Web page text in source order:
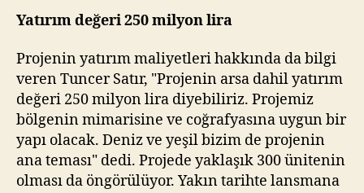
Yatırım değeri 250 milyon lira
Projenin yatırım maliyetleri hakkında da bilgi
veren Tuncer Satır, "Projenin arsa dahil yatırım
değeri 250 milyon lira diyebiliriz. Projemiz
bölgenin mimarisine ve coğrafyasına uygun bir
yapı olacak. Deniz ve yeşil bizim de projenin
ana teması" dedi. Projede yaklaşık 300 ünitenin
olması da öngörülüyor. Yakın tarihte lansmana